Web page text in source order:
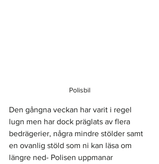
Polisbil
Den gångna veckan har varit i regel
lugn men har dock präglats av flera
bedrägerier, några mindre stölder samt
en ovanlig stöld som ni kan läsa om
längre ned- Polisen uppmanar